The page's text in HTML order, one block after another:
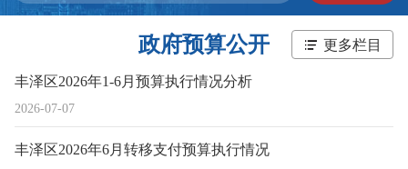
政府预算公开 更多栏目
2026-07-07
丰泽区2026年1-6月预算执行情况分析
丰泽区2026年6月转移支付预算执行情况